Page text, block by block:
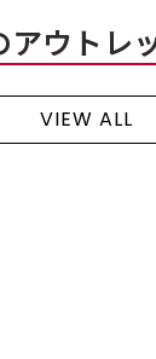
アウトレ
VIEW ALL